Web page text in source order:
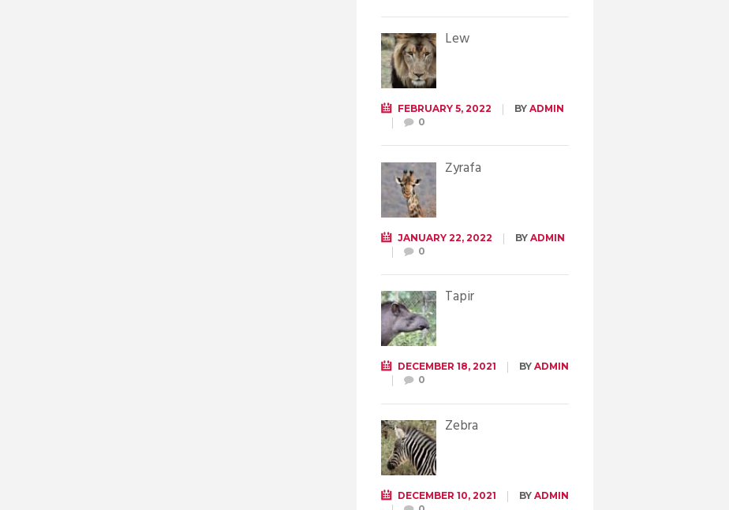
Lew
FEBRUARY 5, 2022 BY ADMIN
0
Żyrafa
JANUARY 22, 2022 BY ADMIN
0
Tapir
DECEMBER 18, 2021 BY ADMIN
0
Zebra
DECEMBER 10, 2021 BY ADMIN